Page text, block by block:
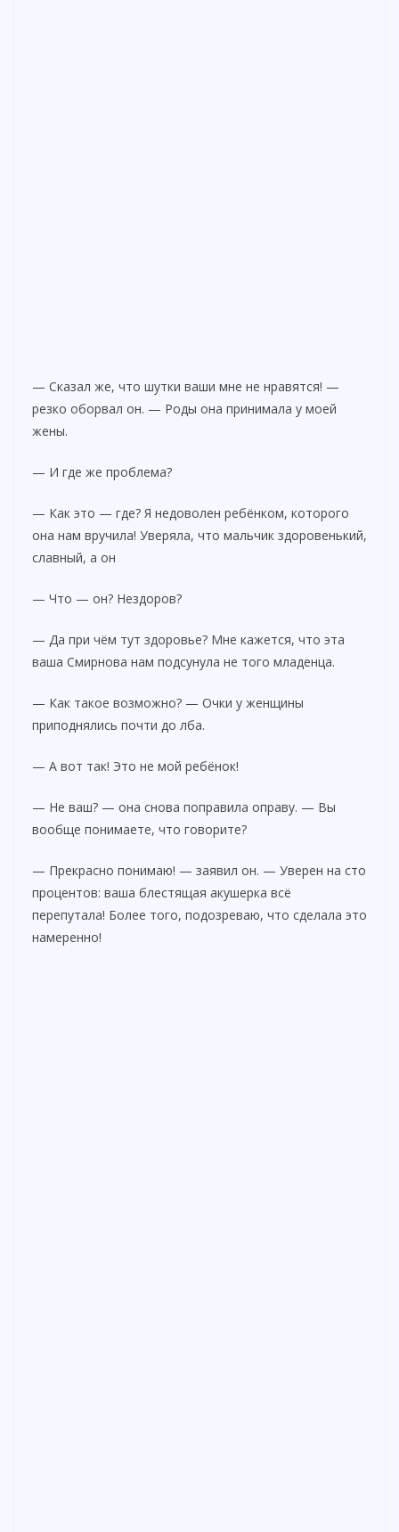
— Сказал же, что шутки ваши мне не нравятся! —
резко оборвал он. — Роды она принимала у моей
жены.
— И где же проблема?
— Как это — где? Я недоволен ребёнком, которого
она нам вручила! Уверяла, что мальчик здоровенький,
славный, а он
— Что — он? Нездоров?
— Да при чём тут здоровье? Мне кажется, что эта
ваша Смирнова нам подсунула не того младенца.
— Как такое возможно? — Очки у женщины
приподнялись почти до лба.
— А вот так! Это не мой ребёнок!
— Не ваш? — она снова поправила оправу. — Вы
вообще понимаете, что говорите?
— Прекрасно понимаю! — заявил он. — Уверен на сто
процентов: ваша блестящая акушерка всё
перепутала! Более того, подозреваю, что сделала это
намеренно!